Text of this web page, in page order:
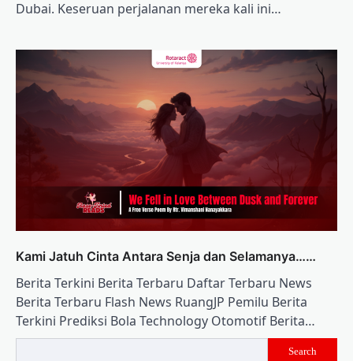
Dubai. Keseruan perjalanan mereka kali ini…
Kami Jatuh Cinta Antara Senja dan Selamanya……
Berita Terkini Berita Terbaru Daftar Terbaru News
Berita Terbaru Flash News RuangJP Pemilu Berita
Terkini Prediksi Bola Technology Otomotif Berita…
Search